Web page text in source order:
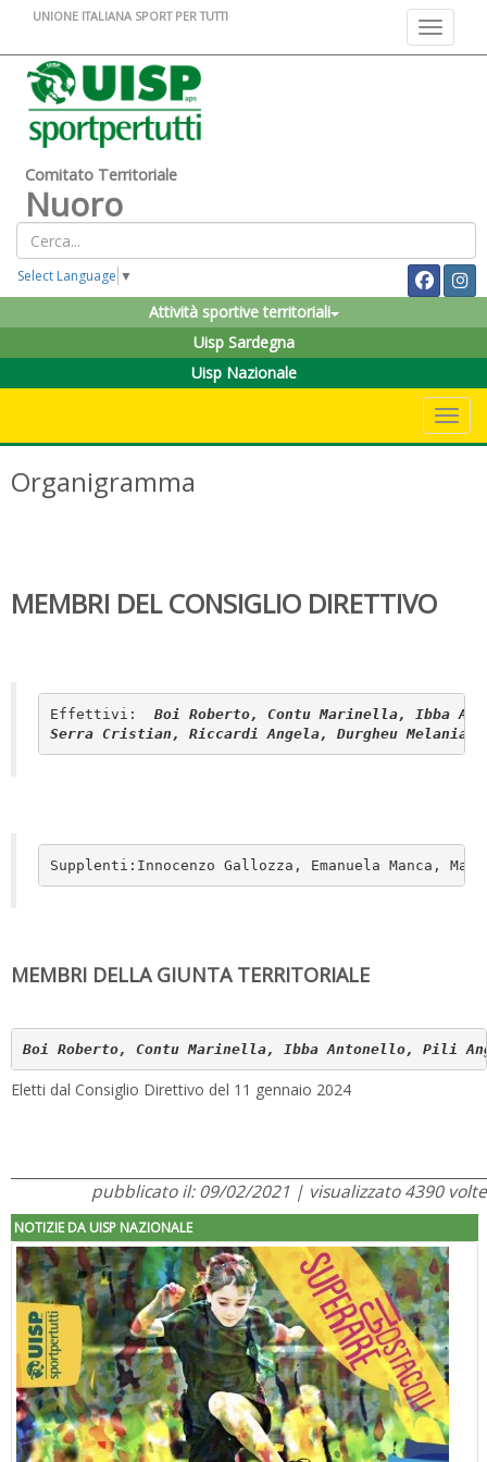
Toggle
UNIONE ITALIANA SPORT PER TUTTI
Comitato Territoriale
Nuoro
Select Language ▼
Attività sportive territoriali
Uisp Sardegna
Uisp Nazionale
Organigramma
MEMBRI DEL CONSIGLIO DIRETTIVO
Effettivi:
Boi Roberto, Contu Marinella, Ibba
Serra Cristian, Riccardi Angela, Durgheu Melania.
Supplenti:Innocenzo Gallozza, Emanuela Manca,
MEMBRI DELLA GIUNTA TERRITORIALE
Boi Roberto, Contu Marinella, Ibba Antonello, Pili
Eletti dal Consiglio Direttivo del 11 gennaio 2024
pubblicato il: 09/02/2021 | visualizzato 4390 volte
NOTIZIE DA UISP NAZIONALE